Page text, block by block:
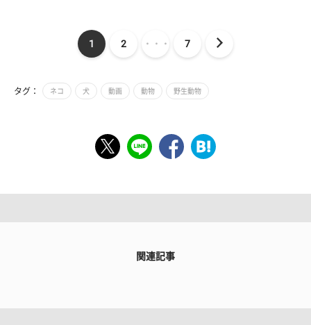
1 2 ・・・ 7
タグ： ネコ 犬 動画 動物 野生動物
関連記事